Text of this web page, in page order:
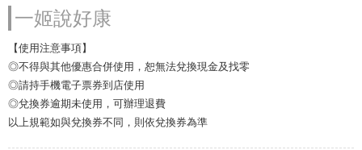
一姬說好康
【使用注意事項】
◎不得與其他優惠合併使用，恕無法兌換現金及找零
◎請持手機電子票券到店使用
◎兌換券逾期未使用，可辦理退費
以上規範如與兌換券不同，則依兌換券為準